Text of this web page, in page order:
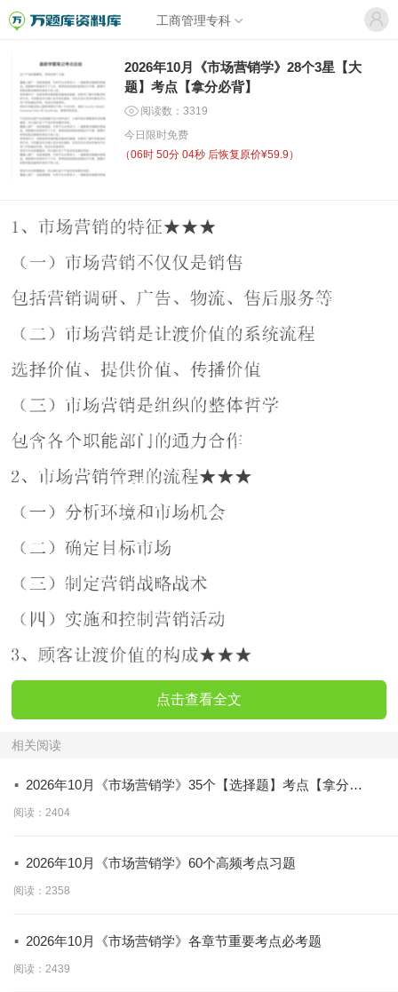
工商管理专科
2026年10月《市场营销学》28个3星【大
题】考点【拿分必背】
阅读数：3319
今日限时免费
（06时 50分 04秒 后恢复原价¥59.9）
点击查看全文
相关阅读
· 2026年10月《市场营销学》35个【选择题】考点【拿分必
学】
阅读：2404
· 2026年10月《市场营销学》60个高频考点习题
阅读：2358
· 2026年10月《市场营销学》各章节重要考点必考题
阅读：2439